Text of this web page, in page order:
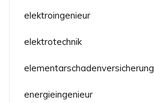
elektroingenieur
elektrotechnik
elementarschadenversicherung
energieingenieur